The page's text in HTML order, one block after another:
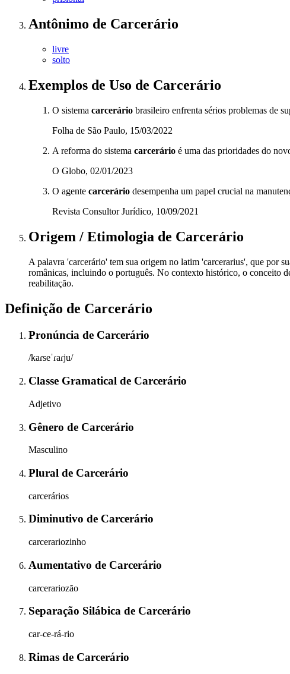
Antônimo de Carcerário
livre
solto
Exemplos de Uso de Carcerário
O sistema carcerário brasileiro enfrenta sérios problemas de
Folha de São Paulo, 15/03/2022
A reforma do sistema carcerário é uma das prioridades do
O Globo, 02/01/2023
O agente carcerário desempenha um papel crucial na
Revista Consultor Jurídico, 10/09/2021
Origem / Etimologia de Carcerário
A palavra 'carcerário' tem sua origem no latim 'carcerarius', que por
românicas, incluindo o português. No contexto histórico, o conceito
reabilitação.
Definição de Carcerário
Pronúncia de Carcerário
/kaɾseˈɾaɾju/
Classe Gramatical de Carcerário
Adjetivo
Gênero de Carcerário
Masculino
Plural de Carcerário
carcerários
Diminutivo de Carcerário
carcerariozinho
Aumentativo de Carcerário
carcerariozão
Separação Silábica de Carcerário
car-ce-rá-rio
Rimas de Carcerário